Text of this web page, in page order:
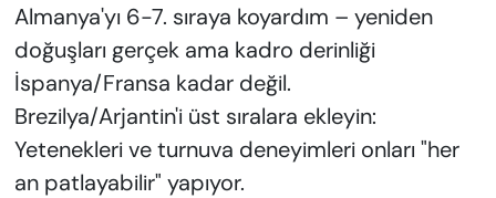
Almanya'yı 6-7. sıraya koyardım – yeniden
doğuşları gerçek ama kadro derinliği
İspanya/Fransa kadar değil.
Brezilya/Arjantin'i üst sıralara ekleyin:
Yetenekleri ve turnuva deneyimleri onları "her
an patlayabilir" yapıyor.